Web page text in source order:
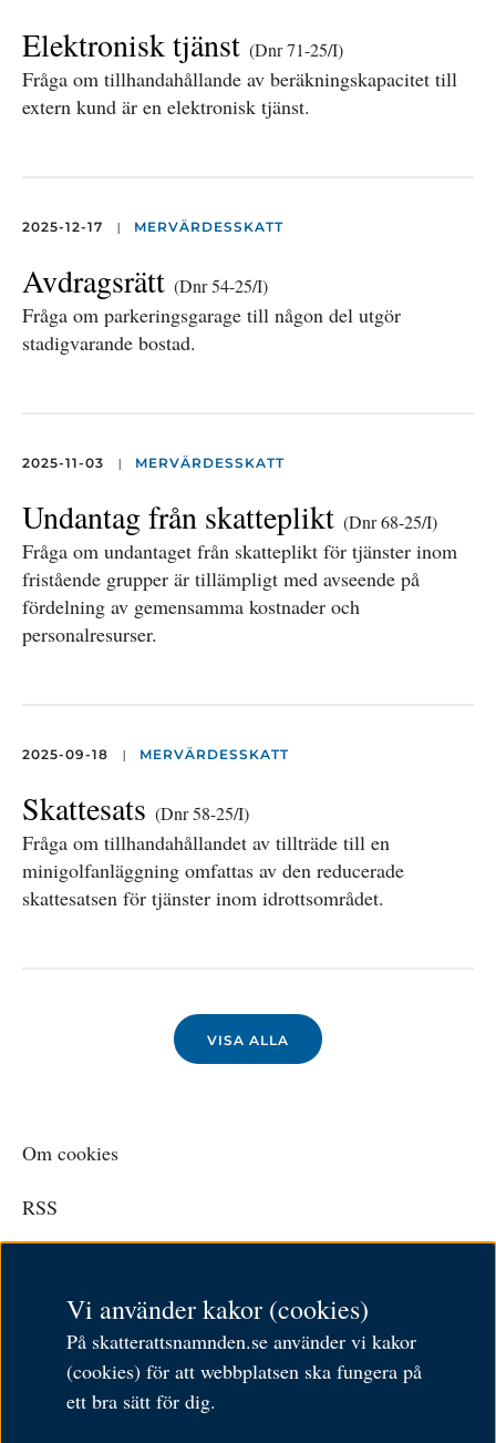
Vi använder kakor (cookies)
På skatterattsnamnden.se använder vi kakor
(cookies) för att webbplatsen ska fungera på
ett bra sätt för dig.
Elektronisk tjänst (Dnr 71-25/I)
Fråga om tillhandahållande av beräkningskapacitet till
extern kund är en elektronisk tjänst.
2025-12-17 | MERVÄRDESSKATT
Avdragsrätt (Dnr 54-25/I)
Fråga om parkeringsgarage till någon del utgör
stadigvarande bostad.
2025-11-03 | MERVÄRDESSKATT
Undantag från skatteplikt (Dnr 68-25/I)
Fråga om undantaget från skatteplikt för tjänster inom
fristående grupper är tillämpligt med avseende på
fördelning av gemensamma kostnader och
personalresurser.
2025-09-18 | MERVÄRDESSKATT
Skattesats (Dnr 58-25/I)
Fråga om tillhandahållandet av tillträde till en
minigolfanläggning omfattas av den reducerade
skattesatsen för tjänster inom idrottsområdet.
VISA ALLA
Om cookies
RSS
Tillgänglighetsredogörelse
Besöksadress: Karlavägen 108
Postadress: Box 24144,